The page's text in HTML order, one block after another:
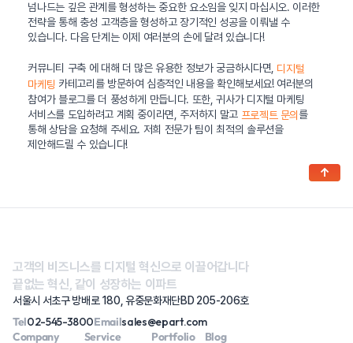
넘나드는 깊은 관계를 형성하는 중요한 요소임을 잊지 마십시오. 이러한
전략을 통해 충성 고객층을 형성하고 장기적인 성공을 이뤄낼 수
있습니다. 다음 단계는 이제 여러분의 손에 달려 있습니다!
커뮤니티 구축 에 대해 더 많은 유용한 정보가 궁금하시다면, 디지털
마케팅 카테고리를 방문하여 심층적인 내용을 확인해보세요! 여러분의
참여가 블로그를 더 풍성하게 만듭니다. 또한, 귀사가 디지털 마케팅
서비스를 도입하려고 계획 중이라면, 주저하지 말고 프로젝트 문의를
통해 상담을 요청해 주세요. 저희 전문가 팀이 최적의 솔루션을
제안해드릴 수 있습니다!
고객의 비즈니스를 디지털 혁신으로 이끌어갑니다
끝없는 혁신, 같이 성장하는 이파트
서울시 서초구 방배로 180, 유중문화재단BD 205-206호
Tel02-545-3800Emailsales@epart.com
Company
Service Portfolio Blog
↑